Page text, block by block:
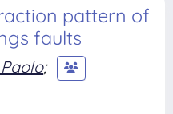
pattern of
faults
;